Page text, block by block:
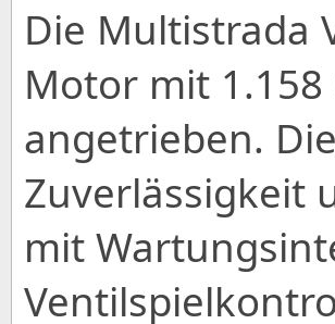
Die Multistrada
Motor mit
angetrieben.
Zuverlässigkeit
mit